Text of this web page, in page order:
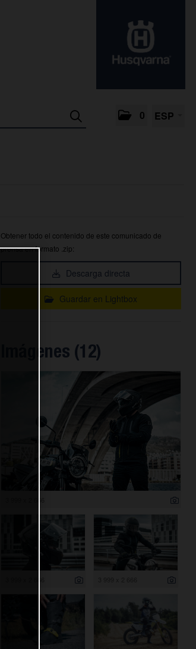
0 ESP
Obtener todo el contenido de este comunicado de
prensa en formato .zip:
Descarga directa
Guardar en Lightbox
Imágenes (12)